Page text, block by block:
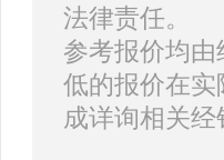
法律责任。
参考报价均
低的报价在
成详询相关经